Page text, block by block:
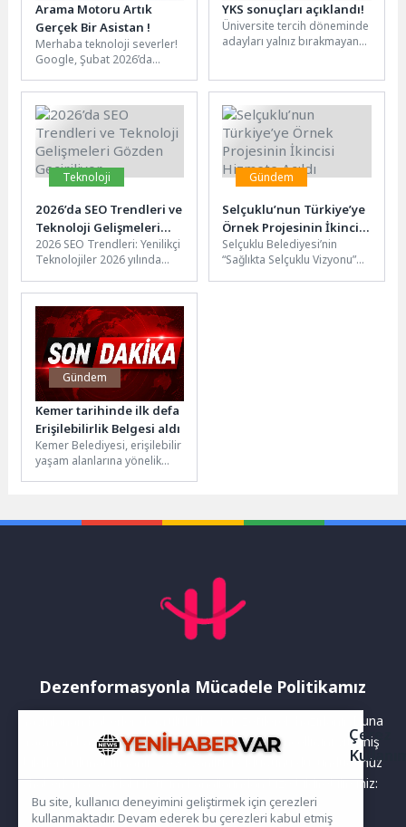
Arama Motoru Artık
Gerçek Bir Asistan !
Merhaba teknoloji severler!
Google, Şubat 2026’da
güncelleme yaptı ve **AI
Modu**...
YKS sonuçları açıklandı!
Üniversite tercih döneminde
adayları yalnız bırakmayan
Teknoloji
2026’da SEO Trendleri ve
Teknoloji Gelişmeleri
Gözden Geçiriliyor.
2026 SEO Trendleri: Yenilikçi
Teknolojiler 2026 yılında
yenilikçi teknolojiler ve
trendler hakkında...
Gündem
Selçuklu’nun Türkiye’ye
Örnek Projesinin İkincisi
Hizmete Açıldı
Selçuklu Belediyesi’nin
“Sağlıkta Selçuklu Vizyonu”
Gündem
Kemer tarihinde ilk defa
Erişilebilirlik Belgesi aldı
Kemer Belediyesi, erişilebilir
yaşam alanlarına yönelik
Dezenformasyonla Mücadele Politikamız
Yayınlanan haberler doğruluk ilkesi gözetilerek hazırlanır. Buna
rağmen bazı içeriklerde eksik, hatalı veya güncelliğini yitirmiş
bilgiler bulunabilir.Yanlış veya yanıltıcı olduğunu düşündüğünüz
haberleri aşağıdaki iletişim kanallarından bize bildirebilirsiniz:
Çerez
Bu site, kullanıcı deneyimini geliştirmek için çerezleri
kullanmaktadır. Devam ederek bu çerezleri kabul etmiş